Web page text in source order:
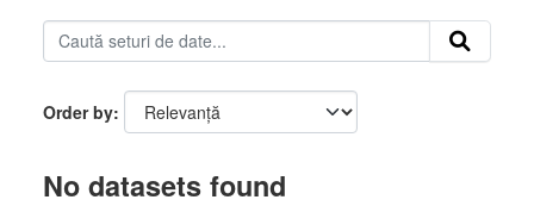
Order by
No datasets found